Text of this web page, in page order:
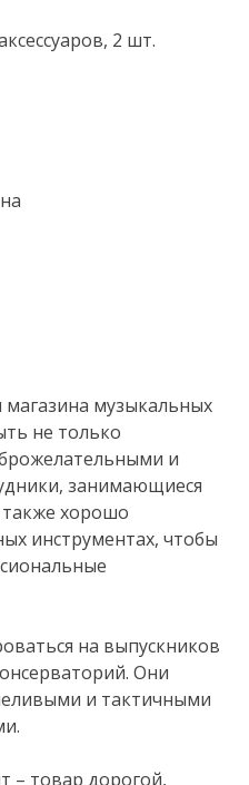
2 шт.
музыкальных
не только
и
занимающиеся
хорошо
инструментах, чтобы
на выпускников
Они
и тактичными
– товар дорогой,